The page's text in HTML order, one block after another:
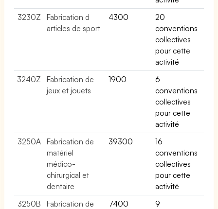
3230Z
Fabrication d
articles de sport
4300
20
conventions
collectives
pour cette
activité
3240Z
Fabrication de
jeux et jouets
1900
6
conventions
collectives
pour cette
activité
3250A
Fabrication de
matériel
médico-
chirurgical et
dentaire
39300
16
conventions
collectives
pour cette
activité
3250B
Fabrication de
7400
9